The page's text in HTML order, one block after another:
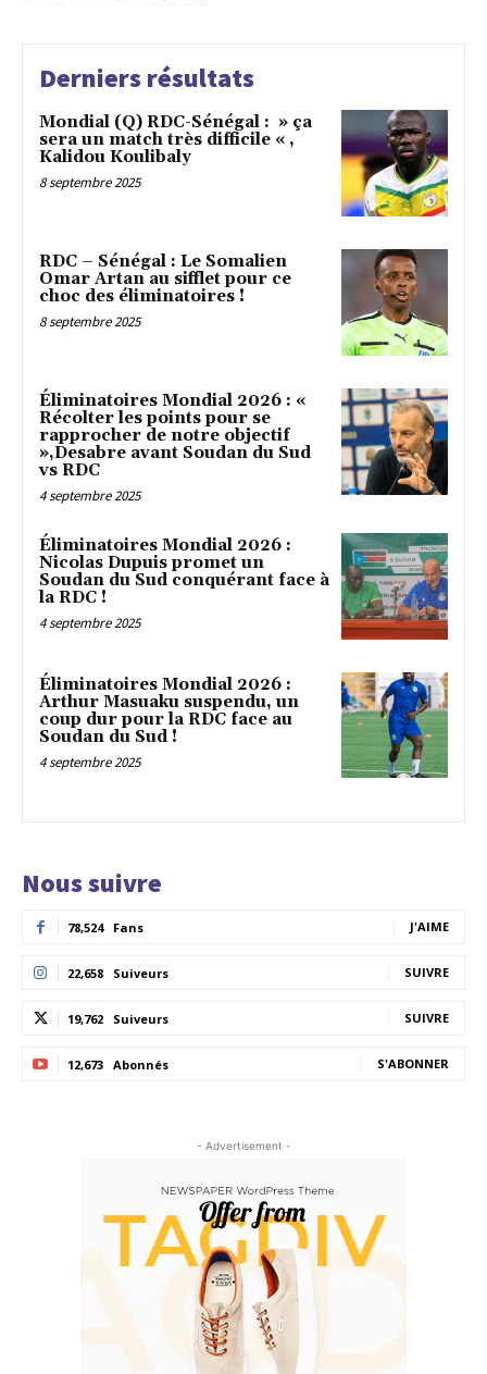
Derniers résultats
Mondial (Q) RDC-Sénégal : » ça
sera un match très difficile « ,
Kalidou Koulibaly
8 septembre 2025
RDC – Sénégal : Le Somalien
Omar Artan au sifflet pour ce
choc des éliminatoires !
8 septembre 2025
Éliminatoires Mondial 2026 : «
Récolter les points pour se
rapprocher de notre objectif
»,Desabre avant Soudan du Sud
vs RDC
4 septembre 2025
Éliminatoires Mondial 2026 :
Nicolas Dupuis promet un
Soudan du Sud conquérant face à
la RDC !
4 septembre 2025
Éliminatoires Mondial 2026 :
Arthur Masuaku suspendu, un
coup dur pour la RDC face au
Soudan du Sud !
4 septembre 2025
Nous suivre
78,524 Fans J'AIME
22,658 Suiveurs SUIVRE
19,762 Suiveurs SUIVRE
12,673 Abonnés S'ABONNER
- Advertisement -